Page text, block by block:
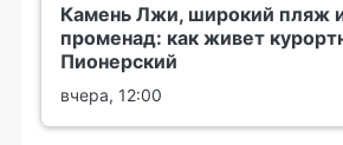
Камень Лжи, широкий пляж
променад: как живет
Пионерский
вчера, 12:00